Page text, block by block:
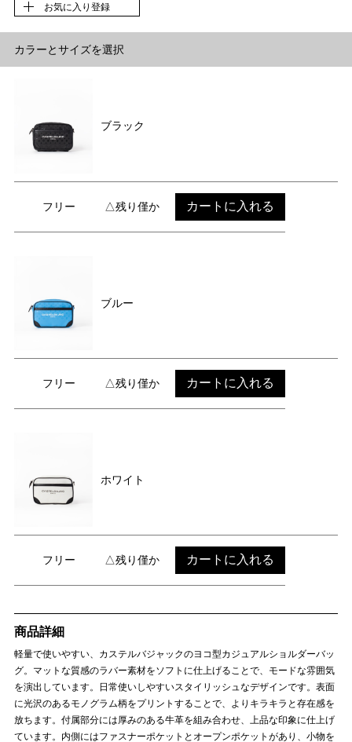
お気に入り登録
カラーとサイズを選択
ブラック
フリー △残り僅か カートに入れる
ブルー
フリー △残り僅か カートに入れる
ホワイト
フリー △残り僅か カートに入れる
商品詳細
軽量で使いやすい、カステルバジャックのヨコ型カジュアルショルダーバッ
グ。マットな質感のラバー素材をソフトに仕上げることで、モードな雰囲気
を演出しています。日常使いしやすいスタイリッシュなデザインです。表面
に光沢のあるモノグラム柄をプリントすることで、よりキラキラと存在感を
放ちます。付属部分には厚みのある牛革を組み合わせ、上品な印象に仕上げ
ています。内側にはファスナーポケットとオープンポケットがあり、小物を